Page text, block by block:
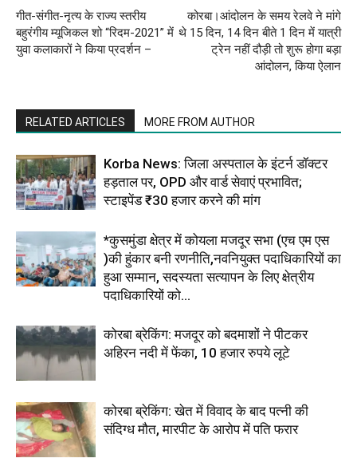
गीत-संगीत-नृत्य के राज्य स्तरीय
बहुरंगीय म्यूजिकल शो “रिदम-2021” में
युवा कलाकारों ने किया प्रदर्शन –
कोरबा।आंदोलन के समय रेलवे ने मांगे
थे 15 दिन, 14 दिन बीते 1 दिन में यात्री
ट्रेन नहीं दौड़ी तो शुरू होगा बड़ा
आंदोलन, किया ऐलान
RELATED ARTICLES MORE FROM AUTHOR
Korba News: जिला अस्पताल के इंटर्न डॉक्टर
हड़ताल पर, OPD और वार्ड सेवाएं प्रभावित;
स्टाइपेंड ₹30 हजार करने की मांग
*कुसमुंडा क्षेत्र में कोयला मजदूर सभा (एच एम एस
)की हुंकार बनी रणनीति,नवनियुक्त पदाधिकारियों का
हुआ सम्मान, सदस्यता सत्यापन के लिए क्षेत्रीय
पदाधिकारियों को...
कोरबा ब्रेकिंग: मजदूर को बदमाशों ने पीटकर
अहिरन नदी में फेंका, 10 हजार रुपये लूटे
कोरबा ब्रेकिंग: खेत में विवाद के बाद पत्नी की
संदिग्ध मौत, मारपीट के आरोप में पति फरार